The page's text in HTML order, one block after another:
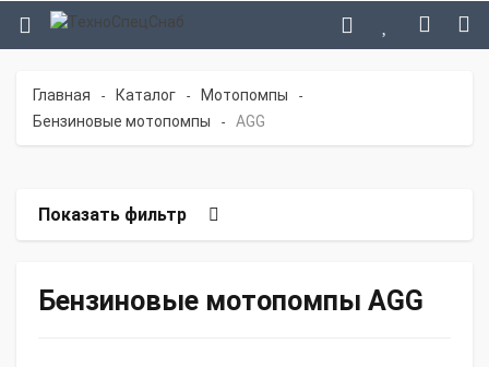
Главная - Каталог - Мотопомпы -
Бензиновые мотопомпы - AGG
Показать фильтр
Бензиновые мотопомпы AGG